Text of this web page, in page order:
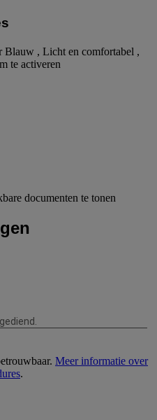
Blauw , Licht en comfortabel ,
te activeren
documenten te tonen
Meer informatie over
.